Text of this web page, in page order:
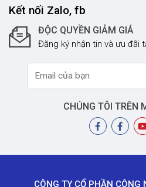
Kết nối Zalo, fb
ĐỘC QUYỀN GIẢM GIÁ
Đăng ký nhận tin và ưu đãi
CHÚNG TÔI TRÊN
CÔNG TY CỔ PHẦN CÔNG